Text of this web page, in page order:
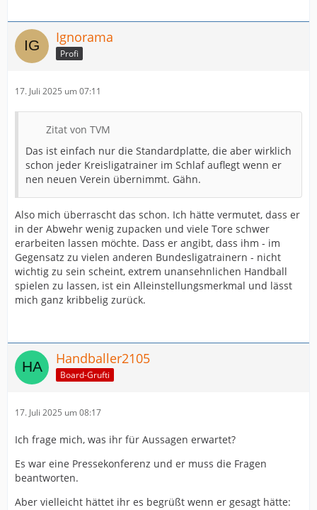
Ignorama
Profi
17. Juli 2025 um 07:11
Zitat von TVM
Das ist einfach nur die Standardplatte, die aber wirklich
schon jeder Kreisligatrainer im Schlaf auflegt wenn er
nen neuen Verein übernimmt. Gähn.
Also mich überrascht das schon. Ich hätte vermutet, dass er
in der Abwehr wenig zupacken und viele Tore schwer
erarbeiten lassen möchte. Dass er angibt, dass ihm - im
Gegensatz zu vielen anderen Bundesligatrainern - nicht
wichtig zu sein scheint, extrem unansehnlichen Handball
spielen zu lassen, ist ein Alleinstellungsmerkmal und lässt
mich ganz kribbelig zurück.
Handballer2105
Board-Grufti
17. Juli 2025 um 08:17
Ich frage mich, was ihr für Aussagen erwartet?
Es war eine Pressekonferenz und er muss die Fragen
beantworten.
Aber vielleicht hättet ihr es begrüßt wenn er gesagt hätte: